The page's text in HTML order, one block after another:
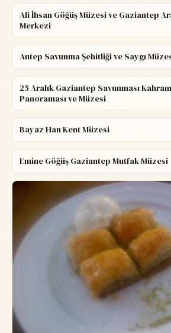
Ali İhsan Göğüş Müzesi ve Gaziantep
Merkezi
Antep Savunma Şehitliği ve Saygı
25 Aralık Gaziantep Savunması
Panoraması ve Müzesi
Bayaz Han Kent Müzesi
Emine Göğüş Gaziantep Mutfak Müzesi